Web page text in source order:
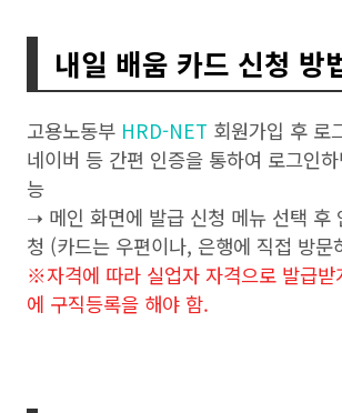
내일 배움 카드 신청 방
고용노동부 HRD-NET 회원가입 후 로
네이버 등 간편 인증을 통하여 로그인
능
➝ 메인 화면에 발급 신청 메뉴 선택 후
청 (카드는 우편이나, 은행에 직접 방문
※자격에 따라 실업자 자격으로 발급받
에 구직등록을 해야 함.